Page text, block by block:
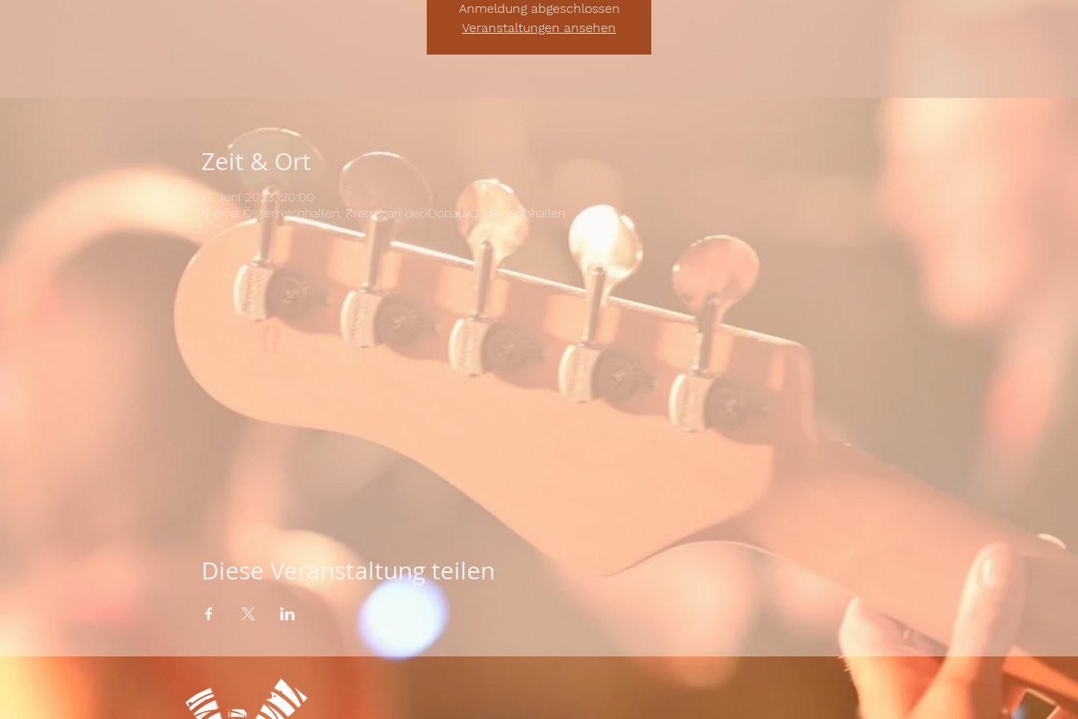
Anmeldung abgeschlossen
Veranstaltungen ansehen
Zeit & Ort
17. Juni 2023, 20:00
Krems Österreichhallen, Krems an der Donau Österreichhallen
Diese Veranstaltung teilen